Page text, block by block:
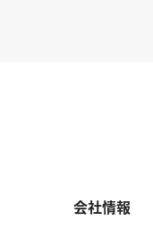
会社情報